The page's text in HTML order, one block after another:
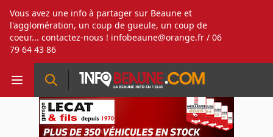
Vous avez une info à partager sur Beaune et
l'agglomération, un coup de gueule, un coup de
coeur... contactez-nous ! infobeaune@orange.fr / 06
79 64 43 86